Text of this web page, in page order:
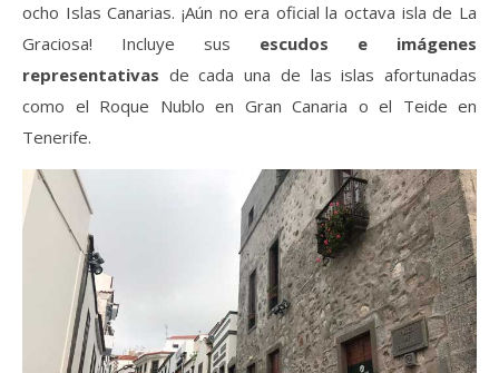
ocho Islas Canarias. ¡Aún no era oficial la octava isla de La
Graciosa! Incluye sus escudos e imágenes
representativas de cada una de las islas afortunadas
como el Roque Nublo en Gran Canaria o el Teide en
Tenerife.